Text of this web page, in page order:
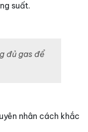
suất.
đủ gas để
nhân cách khắc